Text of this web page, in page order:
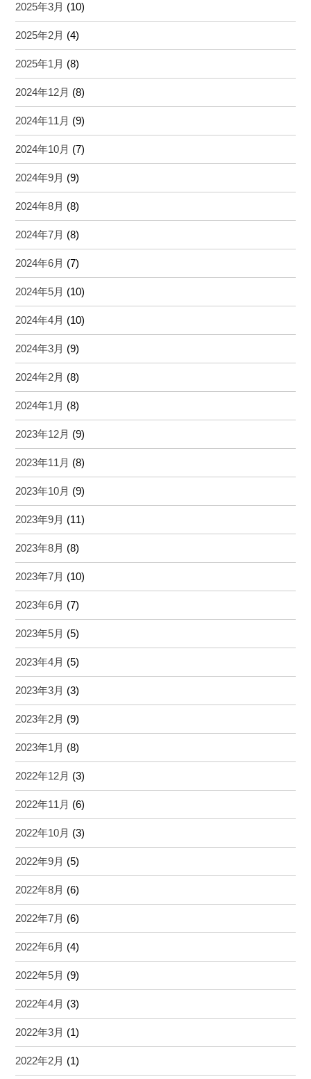
2025年3月 (10)
2025年2月 (4)
2025年1月 (8)
2024年12月 (8)
2024年11月 (9)
2024年10月 (7)
2024年9月 (9)
2024年8月 (8)
2024年7月 (8)
2024年6月 (7)
2024年5月 (10)
2024年4月 (10)
2024年3月 (9)
2024年2月 (8)
2024年1月 (8)
2023年12月 (9)
2023年11月 (8)
2023年10月 (9)
2023年9月 (11)
2023年8月 (8)
2023年7月 (10)
2023年6月 (7)
2023年5月 (5)
2023年4月 (5)
2023年3月 (3)
2023年2月 (9)
2023年1月 (8)
2022年12月 (3)
2022年11月 (6)
2022年10月 (3)
2022年9月 (5)
2022年8月 (6)
2022年7月 (6)
2022年6月 (4)
2022年5月 (9)
2022年4月 (3)
2022年3月 (1)
2022年2月 (1)